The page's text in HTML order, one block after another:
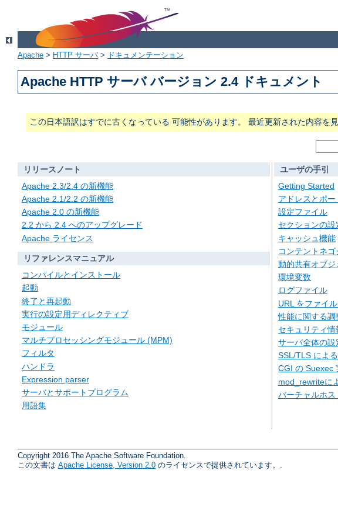
Apache > HTTP サーバ> ドキュメンテーション
Apache HTTP サーバ バージョン 2.4 ドキュメント
この日本語訳はすでに古くなっている 可能性があります。 最近更新された内容を
リリースノート
Apache 2.3/2.4 の新機能
Apache 2.1/2.2 の新機能
Apache 2.0 の新機能
2.2 から 2.4 へのアップグレード
Apache ライセンス
リファレンスマニュアル
コンパイルとインストール
起動
終了と再起動
実行の設定用ディレクティブ
モジュール
マルチプロセッシングモジュール (MPM)
フィルタ
ハンドラ
Expression parser
サーバとサポートプログラム
用語集
ユーザの手引
Getting Started
アドレスとポー
設定ファイル
セクションの設
キャッシュ機能
コンテントネ
動的共有オブ
環境変数
ログファイル
URL をファイ
性能に関する調
セキュリティ情
サーバ全体の設
SSL/TLS によ
CGI の Suexec
mod_rewriteに
バーチャルホス
Copyright 2016 The Apache Software Foundation.
この文書は Apache License, Version 2.0 のライセンスで提供されています。.